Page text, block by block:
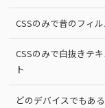
CSSのみで昔のフィ
CSSのみで白抜きテ
ト
どのデバイスでもあ